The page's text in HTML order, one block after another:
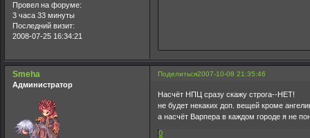
Провел на форуме:
3 часа 33 минуты
Последний визит:
2008-07-25 16:34:21
Поделиться2007-10-08 21:35:46
Smeha
Администратор
Насчёт НПЦ сразу скажу строга--НЕТ!
не будет некаких доп. вещей кроме
а насчёт Варпера в каждом городе я не
0